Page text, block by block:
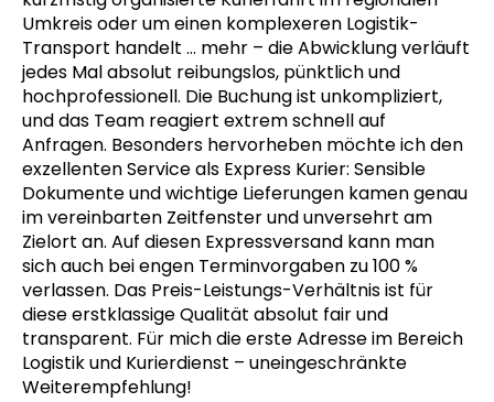
Umkreis oder um einen komplexeren Logistik-
Transport handelt … mehr – die Abwicklung verläuft
jedes Mal absolut reibungslos, pünktlich und
hochprofessionell. Die Buchung ist unkompliziert,
und das Team reagiert extrem schnell auf
Anfragen. Besonders hervorheben möchte ich den
exzellenten Service als Express Kurier: Sensible
Dokumente und wichtige Lieferungen kamen genau
im vereinbarten Zeitfenster und unversehrt am
Zielort an. Auf diesen Expressversand kann man
sich auch bei engen Terminvorgaben zu 100 %
verlassen. Das Preis-Leistungs-Verhältnis ist für
diese erstklassige Qualität absolut fair und
transparent. Für mich die erste Adresse im Bereich
Logistik und Kurierdienst – uneingeschränkte
Weiterempfehlung!